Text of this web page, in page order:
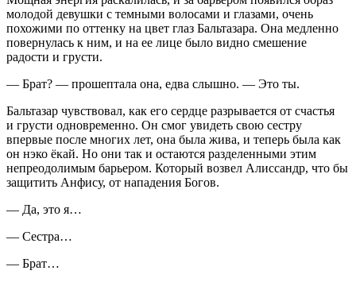
молодой девушки с темными волосами и глазами, очень
похожими по оттенку на цвет глаз Бальтазара. Она медленно
повернулась к ним, и на ее лице было видно смешение
радости и грусти.
— Брат? — прошептала она, едва слышно. — Это ты.
Бальтазар чувствовал, как его сердце разрывается от счастья
и грусти одновременно. Он смог увидеть свою сестру
впервые после многих лет, она была жива, и теперь была как
он нэко ёкай. Но они так и остаются разделенными этим
непреодолимым барьером. Который возвел Алиссандр, что бы
защитить Анфису, от нападения Богов.
— Да, это я…
— Сестра…
— Брат…